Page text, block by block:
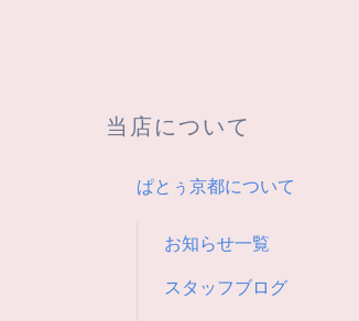
当店について
ぱとぅ京都について
お知らせ一覧
スタッフブログ